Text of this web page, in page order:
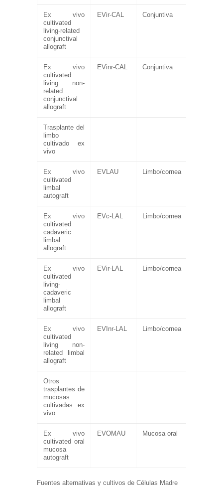
Ex vivo
cultivated
living-related
conjunctival
allograft
EVir-CAL Conjuntiva
Ex vivo
cultivated
living non-
related
conjunctival
allograft
EVinr-CAL Conjuntiva
Trasplante del
limbo
cultivado ex
vivo
Ex vivo
cultivated
limbal
autograft
EVLAU Limbo/cornea
Ex vivo
cultivated
cadaveric
limbal
allograft
EVc-LAL Limbo/cornea
Ex vivo
cultivated
living-
cadaveric
limbal
allograft
EVir-LAL Limbo/cornea
Ex vivo
cultivated
living non-
related limbal
allograft
EVInr-LAL Limbo/cornea
Otros
trasplantes de
mucosas
cultivadas ex
vivo
Ex vivo
cultivated oral
mucosa
autograft
EVOMAU Mucosa oral
Fuentes alternativas y cultivos de Células Madre